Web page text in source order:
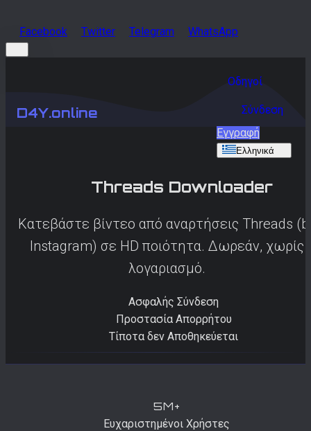
Facebook Twitter Telegram WhatsApp
D4Y.online
Οδηγοί
Σύνδεση
Εγγραφή
Ελληνικά
Threads Downloader
Κατεβάστε βίντεο από αναρτήσεις Threads
Instagram) σε HD ποιότητα. Δωρεάν, χωρίς
λογαριασμό.
Ασφαλής Σύνδεση
Προστασία Απορρήτου
Τίποτα δεν Αποθηκεύεται
5M+
Ευχαριστημένοι Χρήστες